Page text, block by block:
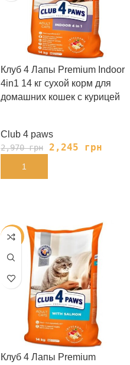
Клуб 4 Лапы Premium Indoor
4in1 14 кг сухой корм для
домашних кошек с курицей
Club 4 paws
2,970грн 2,245 грн
В КОРЗИНУ
-19%
Клуб 4 Лапы Premium